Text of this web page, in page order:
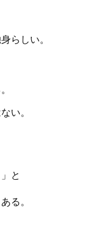
らしい。
い。
と
る。